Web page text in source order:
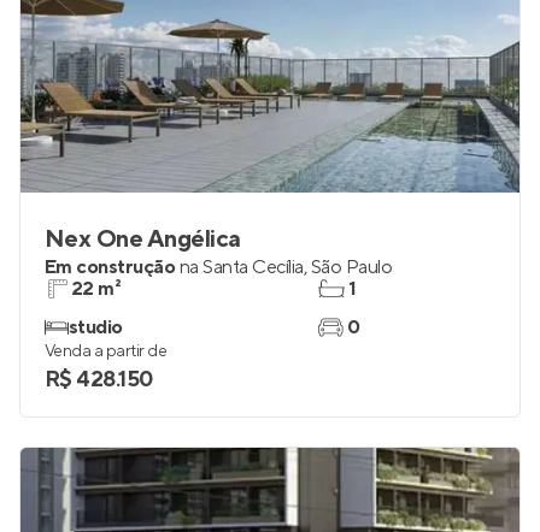
Nex One Angélica
Em construçãona Santa Cecília,São Paulo
22 m²
studio
1
0
Venda a partir de
R$ 428.150